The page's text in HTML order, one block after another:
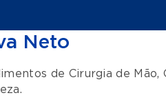
Neto
de Cirurgia de Mão,
.